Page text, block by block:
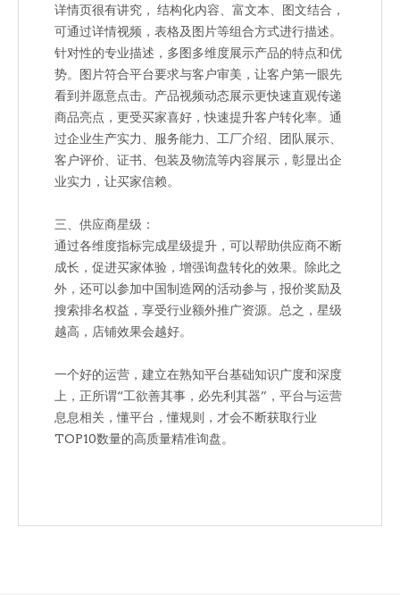
详情页很有讲究， 结构化内容、富文本、图文结合，
可通过详情视频，表格及图片等组合方式进行描述。
针对性的专业描述，多图多维度展示产品的特点和优
势。图片符合平台要求与客户审美，让客户第一眼先
看到并愿意点击。产品视频动态展示更快速直观传递
商品亮点，更受买家喜好，快速提升客户转化率。通
过企业生产实力、服务能力、工厂介绍、团队展示、
客户评价、证书、包装及物流等内容展示，彰显出企
业实力，让买家信赖。
三、供应商星级：
通过各维度指标完成星级提升，可以帮助供应商不断
成长，促进买家体验，增强询盘转化的效果。除此之
外，还可以参加中国制造网的活动参与，报价奖励及
搜索排名权益，享受行业额外推广资源。总之，星级
越高，店铺效果会越好。
一个好的运营，建立在熟知平台基础知识广度和深度
上，正所谓“工欲善其事，必先利其器”，平台与运营
息息相关，懂平台，懂规则，才会不断获取行业
TOP10数量的高质量精准询盘。